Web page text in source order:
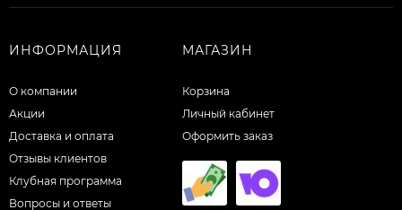
ИНФОРМАЦИЯ
О компании
Акции
Доставка и оплата
Отзывы клиентов
Клубная программа
Вопросы и ответы
МАГАЗИН
Корзина
Личный кабинет
Оформить заказ